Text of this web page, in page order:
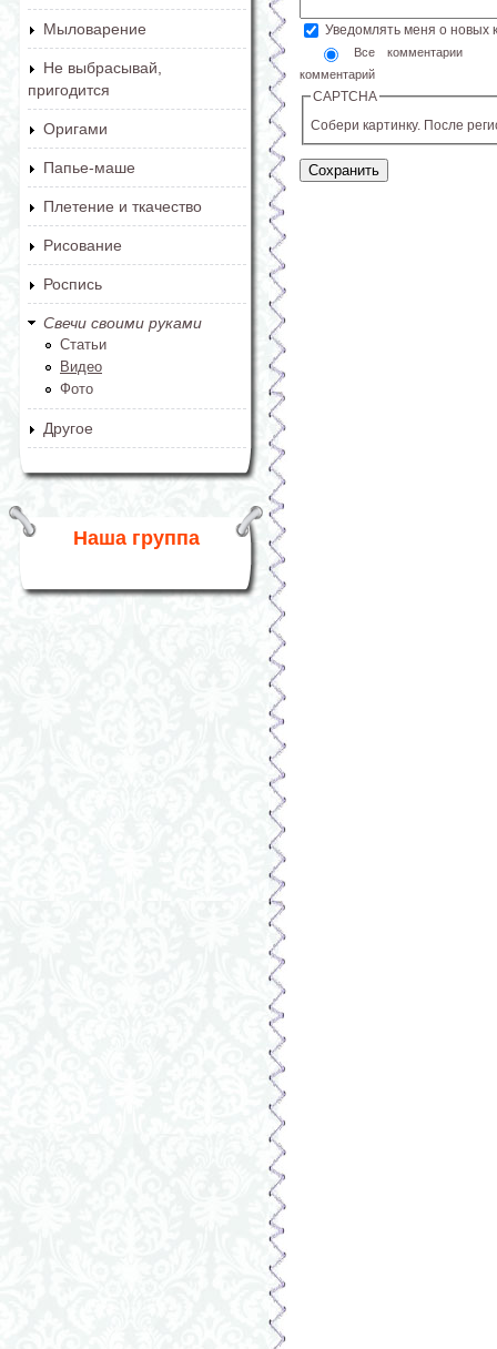
Мыловарение
Не выбрасывай,
пригодится
Оригами
Папье-маше
Плетение и ткачество
Рисование
Роспись
Свечи своими руками
Статьи
Видео
Фото
Другое
Наша группа
Уведомлять меня о новых
Все комментарии
комментарий
CAPTCHA
Собери картинку. После